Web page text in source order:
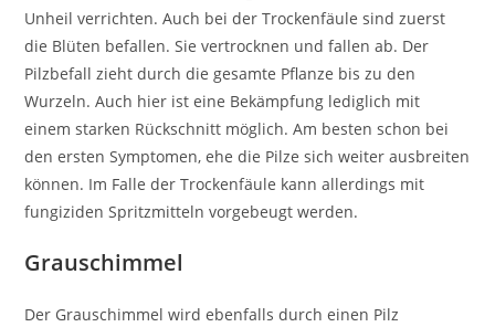
Unheil verrichten. Auch bei der Trockenfäule sind zuerst
die Blüten befallen. Sie vertrocknen und fallen ab. Der
Pilzbefall zieht durch die gesamte Pflanze bis zu den
Wurzeln. Auch hier ist eine Bekämpfung lediglich mit
einem starken Rückschnitt möglich. Am besten schon bei
den ersten Symptomen, ehe die Pilze sich weiter ausbreiten
können. Im Falle der Trockenfäule kann allerdings mit
fungiziden Spritzmitteln vorgebeugt werden.
Grauschimmel
Der Grauschimmel wird ebenfalls durch einen Pilz